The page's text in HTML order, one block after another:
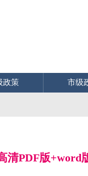
政策 市级
PDF版+word